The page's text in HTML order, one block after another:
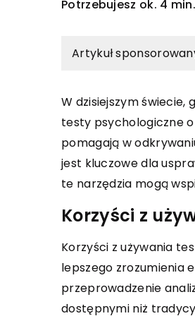
Potrzebujesz ok. 4
Artykuł
W dzisiejszym
testy psychologiczne
pomagają w
jest kluczowe dla
te narzędzia mogą
Korzyści z
Korzyści z używania
lepszego zrozumienia
przeprowadzenie
dostępnymi niż
stosować hormon
osiągnięcia najlepszych
się, jak skutecznie wykorzystać
by poprawić jakość
Odkryj, jakie
ze sobą jego odpowiednie
i na co zwrócić uwagę